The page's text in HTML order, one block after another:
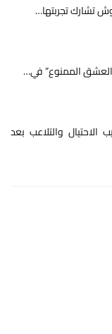
تشارك تجربتها…
الممنوع” في…
والتلاعب بعد